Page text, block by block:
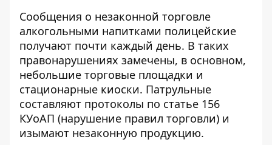
Сообщения о незаконной торговле
алкогольными напитками полицейские
получают почти каждый день. В таких
правонарушениях замечены, в основном,
небольшие торговые площадки и
стационарные киоски. Патрульные
составляют протоколы по статье 156
КУоАП (нарушение правил торговли) и
изымают незаконную продукцию.